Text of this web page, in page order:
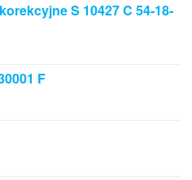
S 10427 C 54-18-
F